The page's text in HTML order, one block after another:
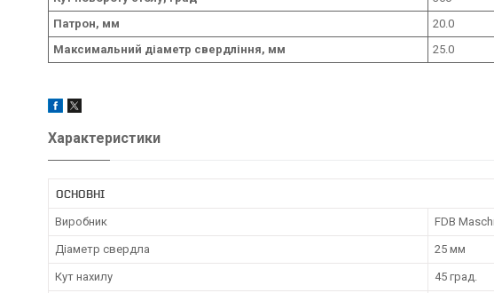
Патрон, мм
20.0
Максимальний діаметр свердління, мм
25.0
Характеристики
ОСНОВНІ
Виробник FDB
Діаметр свердла 25 мм
Кут нахилу 45 град.